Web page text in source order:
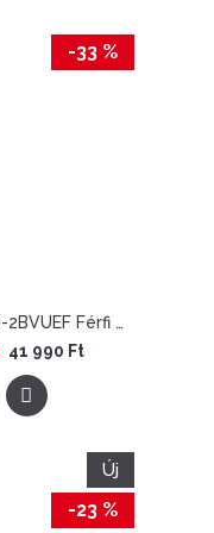
-33 %
Casio EFB-730D-2BVUEF Férfi Karóra - Edifice Sapphire Chronograph
41 990 Ft
Új
-23 %